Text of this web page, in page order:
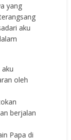
yang
aku
oleh
berjalan
Papa di